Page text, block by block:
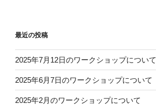
最近の投稿
2025年7月12日のワークショップについて
2025年6月7日のワークショップについて
2025年2月のワークショップについて